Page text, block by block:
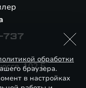
737
102 Б
обработки
браузера.
в настройках